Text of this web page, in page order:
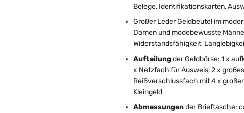
Belege, Identifikationskarten,
Großer Leder Geldbeutel im
Damen und modebewusste
Widerstandsfähigkeit,
Aufteilung der Geldbörse: 1 x
x Netzfach für Ausweis, 2 x
Reißverschlussfach mit 4 x
Kleingeld
Abmessungender Brieftasche: